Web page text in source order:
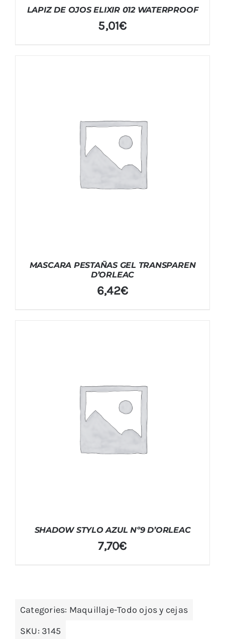
LAPIZ DE OJOS ELIXIR 012 WATERPROOF
5,01€
MASCARA PESTAÑAS GEL TRANSPAREN
D’ORLEAC
6,42€
SHADOW STYLO AZUL Nº9 D’ORLEAC
7,70€
Categories: Maquillaje-Todo ojos y cejas
SKU: 3145